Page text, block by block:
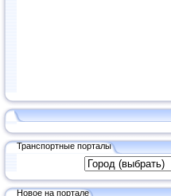
Транспортные порталы
Новое на портале